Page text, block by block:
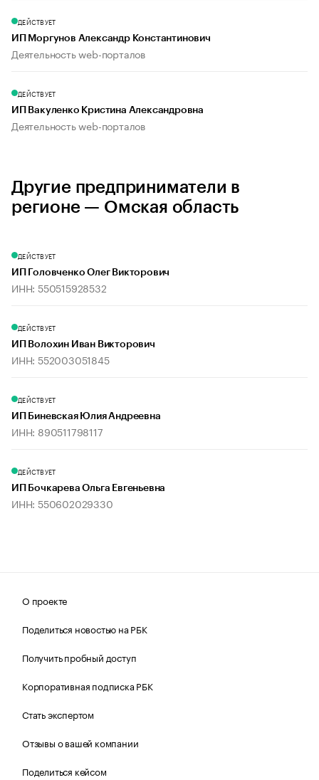
ДЕЙСТВУЕТ
ИП Моргунов Александр Константинович
Деятельность web-порталов
ДЕЙСТВУЕТ
ИП Вакуленко Кристина Александровна
Деятельность web-порталов
Другие предприниматели в
регионе — Омская область
ДЕЙСТВУЕТ
ИП Головченко Олег Викторович
ИНН: 550515928532
ДЕЙСТВУЕТ
ИП Волохин Иван Викторович
ИНН: 552003051845
ДЕЙСТВУЕТ
ИП Биневская Юлия Андреевна
ИНН: 890511798117
ДЕЙСТВУЕТ
ИП Бочкарева Ольга Евгеньевна
ИНН: 550602029330
О проекте
Поделиться новостью на РБК
Получить пробный доступ
Корпоративная подписка РБК
Стать экспертом
Отзывы о вашей компании
Поделиться кейсом